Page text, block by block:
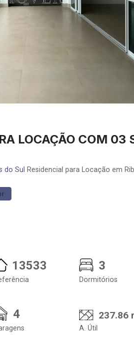
LOCAÇÃO COM 03
do Sul Residencial para Locação em
13533 3
Dormitórios
4 237.86
A. Útil